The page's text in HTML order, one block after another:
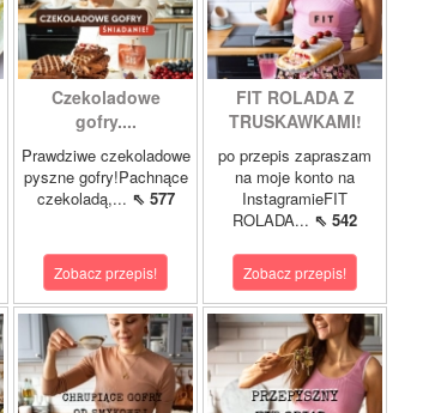
Czekoladowe
gofry....
Prawdziwe czekoladowe
pyszne gofry!Pachnące
czekoladą,... ⇖ 577
Zobacz przepis!
FIT ROLADA Z
TRUSKAWKAMI!
po przepis zapraszam
na moje konto na
InstagramieFIT
ROLADA... ⇖ 542
Zobacz przepis!